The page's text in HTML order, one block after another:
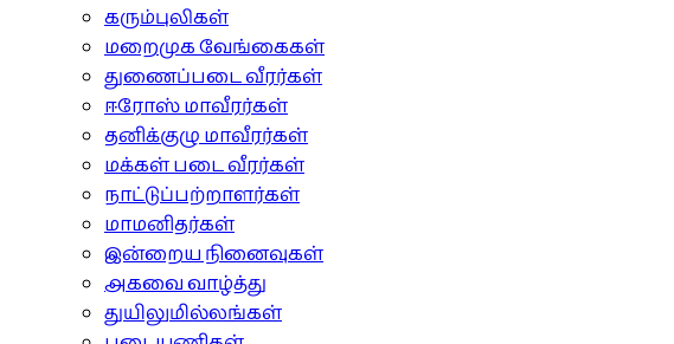
கரும்புலிகள்
மறைமுக வேங்கைகள்
துணைப்படை வீரர்கள்
ஈரோஸ் மாவீரர்கள்
தனிக்குழு மாவீரர்கள்
மக்கள் படை வீரர்கள்
நாட்டுப்பற்றாளர்கள்
மாமனிதர்கள்
இன்றைய நினைவுகள்
அகவை வாழ்த்து
துயிலுமில்லங்கள்